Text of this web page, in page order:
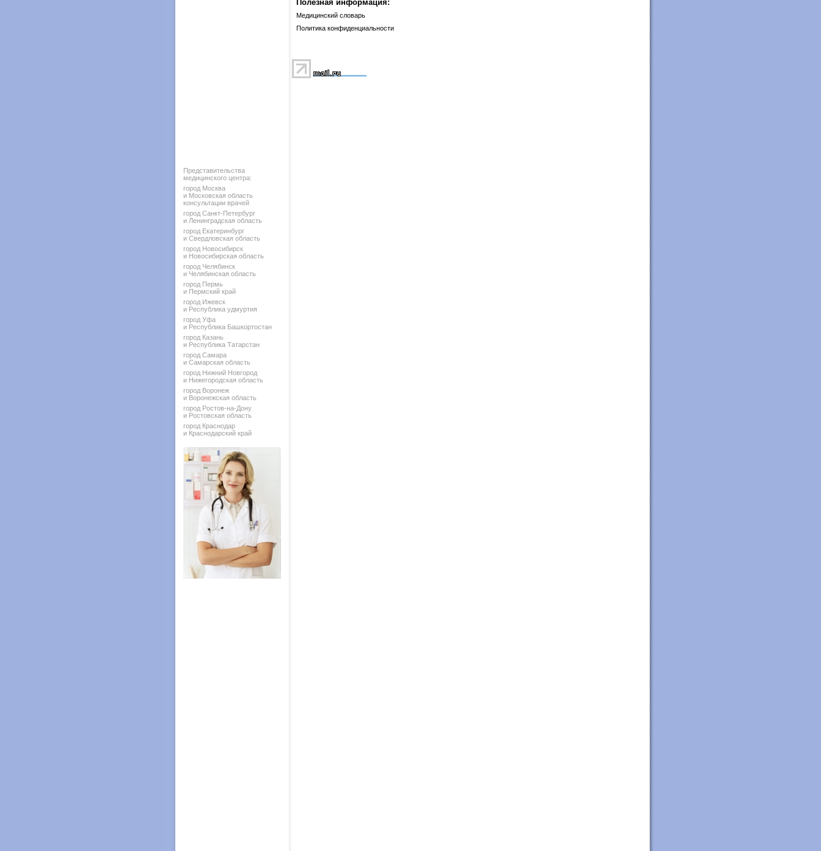
Представительства
медицинского центра:
город Москва
и Московская область
консультации врачей
город Санкт-Петербург
и Ленинградская область
город Екатеринбург
и Свердловская область
город Новосибирск
и Новосибирская область
город Челябинск
и Челябинская область
город Пермь
и Пермский край
город Ижевск
и Республика удмуртия
город Уфа
и Республика Башкортостан
город Казань
и Республика Татарстан
город Самара
и Самарская область
город Нижний Новгород
и Нижегородская область
город Воронеж
и Воронежская область
город Ростов-на-Дону
и Ростовская область
город Краснодар
и Краснодарский край
Полезная информация:
Медицинский словарь
Политика конфиденциальности